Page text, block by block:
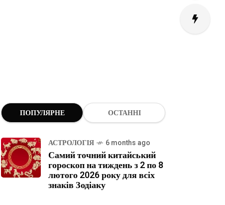
ПОПУЛЯРНЕ ОСТАННІ
АСТРОЛОГІЯ 6 months ago
Самий точний китайський
гороскоп на тиждень з 2 по 8
лютого 2026 року для всіх
знаків Зодіаку